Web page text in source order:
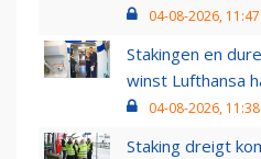
04-08-2026, 11:47
Stakingen en
winst Lufthansa
04-08-2026, 11:38
Staking dreigt